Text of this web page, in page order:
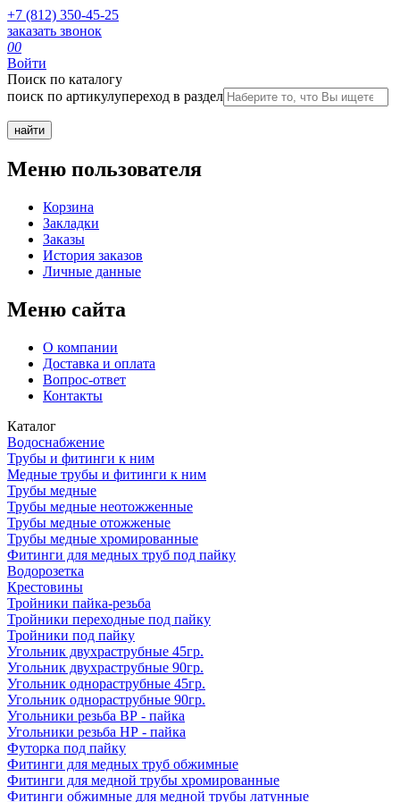
+7 (812) 350-45-25
заказать звонок
00
Войти
Поиск по каталогу
поиск по артикулупереход в раздел
Меню пользователя
Корзина
Закладки
Заказы
История заказов
Личные данные
Меню сайта
О компании
Доставка и оплата
Вопрос-ответ
Контакты
Каталог
Водоснабжение
Трубы и фитинги к ним
Медные трубы и фитинги к ним
Трубы медные
Трубы медные неотожженные
Трубы медные отожженые
Трубы медные хромированные
Фитинги для медных труб под пайку
Водорозетка
Крестовины
Тройники пайка-резьба
Тройники переходные под пайку
Тройники под пайку
Угольник двухраструбные 45гр.
Угольник двухраструбные 90гр.
Угольник однораструбные 45гр.
Угольник однораструбные 90гр.
Угольники резьба ВР - пайка
Угольники резьба НР - пайка
Футорка под пайку
Фитинги для медных труб обжимные
Фитинги для медной трубы хромированные
Фитинги обжимные для медной трубы латунные